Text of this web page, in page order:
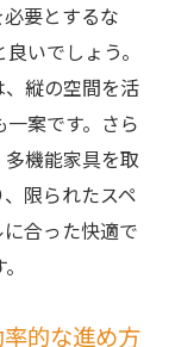
要とするな
いでしょう。
縦の空間を活
案です。さら
機能家具を取
限られたスペ
合った快適で
的な進め方